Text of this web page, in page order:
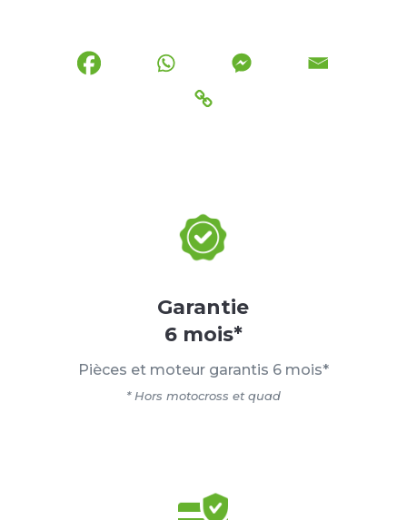
Garantie
6 mois*
Pièces et moteur garantis 6 mois*
* Hors motocross et quad